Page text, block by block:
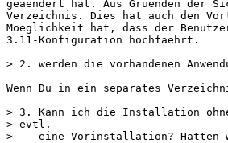
geaendert hat. Aus Gruenden der
Verzeichnis. Dies hat auch den
Moeglichkeit hat, dass der
3.11-Konfiguration hochfaehrt.
> 2. werden die vorhandenen
Wenn Du in ein separates
> 3. Kann ich die Installation ohne
> evtl.
>    eine Vorinstallation? Hatten